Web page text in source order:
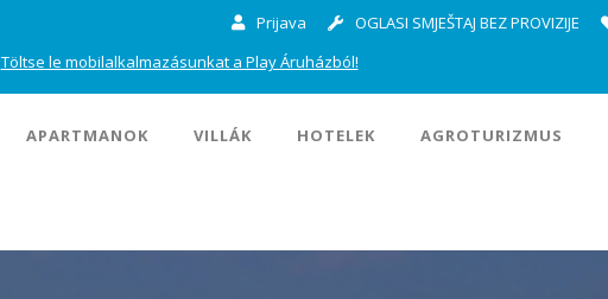
Prijava OGLASI SMJEŠTAJ BEZ PROVIZIJE
Töltse le mobilalkalmazásunkat a Play Áruházból!
APARTMANOK VILLÁK HOTELEK AGROTURIZMUS